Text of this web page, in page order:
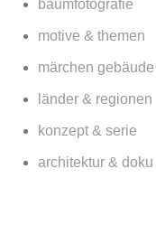
baumfotografie
motive & themen
märchen gebäude
länder & regionen
konzept & serie
architektur & doku